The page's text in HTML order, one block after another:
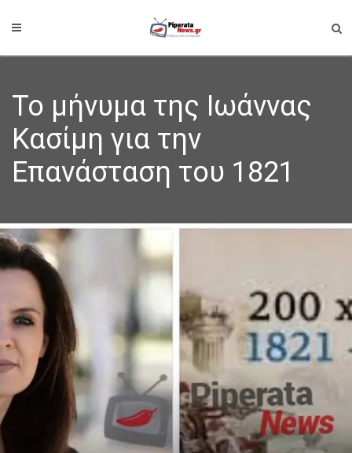
Το μήνυμα της Ιωάννας
Κασίμη για την
Επανάσταση του 1821